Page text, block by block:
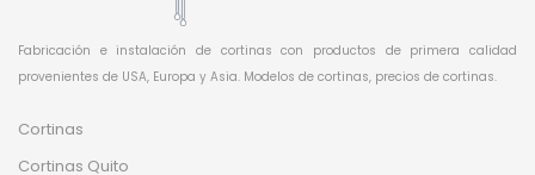
Fabricación e instalación de cortinas con productos de primera calidad
provenientes de USA, Europa y Asia. Modelos de cortinas, precios de cortinas.
Cortinas
Cortinas Quito